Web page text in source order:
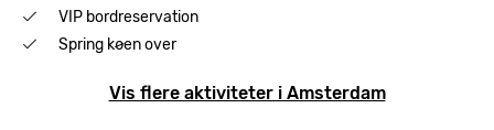
VIP bordreservation
Spring køen over
Vis flere aktiviteter i Amsterdam